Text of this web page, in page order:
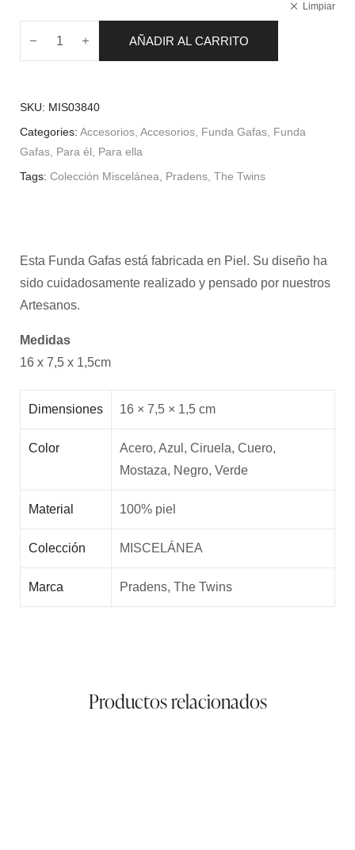
Limpiar
AÑADIR AL CARRITO
SKU: MIS03840
Categories: Accesorios Accesorios Funda Gafas Funda
Gafas Para él
Para ella
Tags: Colección Miscelánea Pradens The Twins
Esta Funda Gafas está fabricada en Piel. Su diseño ha
sido cuidadosamente realizado y pensado por nuestros
Artesanos.
Medidas
16 x 7,5 x 1,5cm
Dimensiones 16 × 7,5 × 1,5 cm
Color
Acero, Azul, Ciruela, Cuero,
Mostaza, Negro, Verde
Material 100% piel
Colección MISCELÁNEA
Marca Pradens, The Twins
Productos relacionados